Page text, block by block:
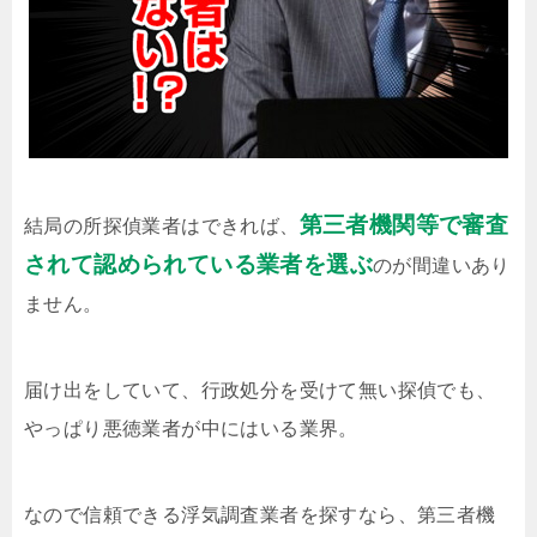
結局の所探偵業者はできれば、 第三者機関等で審査
されて認められている業者を選ぶのが間違いあり
ません。
届け出をしていて、行政処分を受けて無い探偵でも、
やっぱり悪徳業者が中にはいる業界。
なので信頼できる浮気調査業者を探すなら、第三者機